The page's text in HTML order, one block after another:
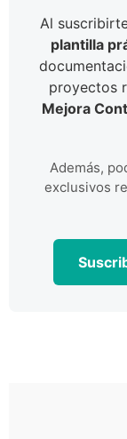
Al
plantilla
proyectos
Mejora
Además,
exclusivos